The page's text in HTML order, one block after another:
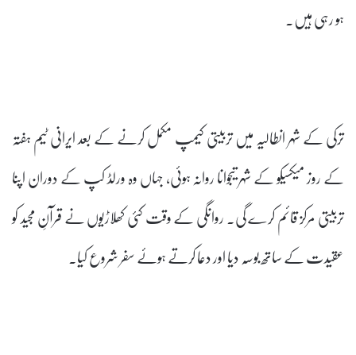
ہو رہی ہیں۔
ترکی کے شہر انطالیہ میں تربیتی کیمپ مکمل کرنے کے بعد ایرانی ٹیم ہفتہ
کے روز میکسیکو کے شہر تیجوانا روانہ ہوئی، جہاں وہ ورلڈ کپ کے دوران اپنا
تربیتی مرکز قائم کرے گی۔ روانگی کے وقت کئی کھلاڑیوں نے قرآنِ مجید کو
عقیدت کے ساتھ بوسہ دیا اور دعا کرتے ہوئے سفر شروع کیا۔